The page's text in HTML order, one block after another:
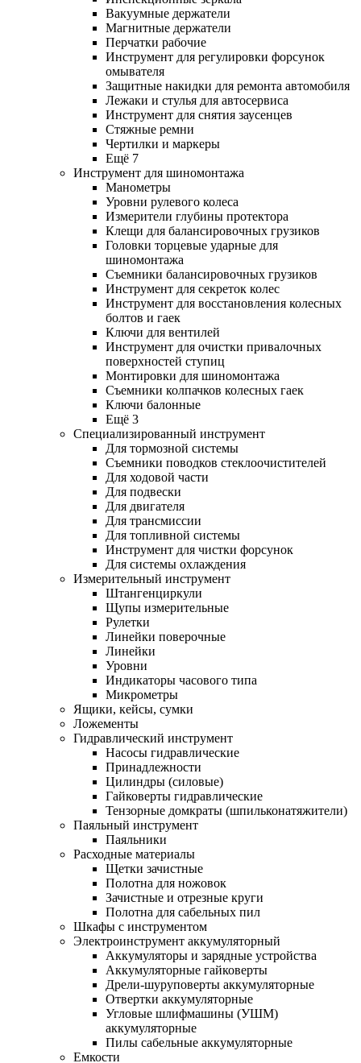
Вакуумные держатели
Магнитные держатели
Перчатки рабочие
Инструмент для регулировки форсунок
омывателя
Защитные накидки для ремонта автомобиля
Лежаки и стулья для автосервиса
Инструмент для снятия заусенцев
Стяжные ремни
Чертилки и маркеры
Ещё 7
Инструмент для шиномонтажа
Манометры
Уровни рулевого колеса
Измерители глубины протектора
Клещи для балансировочных грузиков
Головки торцевые ударные для
шиномонтажа
Съемники балансировочных грузиков
Инструмент для секреток колес
Инструмент для восстановления колесных
болтов и гаек
Ключи для вентилей
Инструмент для очистки привалочных
поверхностей ступиц
Монтировки для шиномонтажа
Съемники колпачков колесных гаек
Ключи балонные
Ещё 3
Специализированный инструмент
Для тормозной системы
Съемники поводков стеклоочистителей
Для ходовой части
Для подвески
Для двигателя
Для трансмиссии
Для топливной системы
Инструмент для чистки форсунок
Для системы охлаждения
Измерительный инструмент
Штангенциркули
Щупы измерительные
Рулетки
Линейки поверочные
Линейки
Уровни
Индикаторы часового типа
Микрометры
Ящики, кейсы, сумки
Ложементы
Гидравлический инструмент
Насосы гидравлические
Принадлежности
Цилиндры (силовые)
Гайковерты гидравлические
Тензорные домкраты (шпильконатяжители)
Паяльный инструмент
Паяльники
Расходные материалы
Щетки зачистные
Полотна для ножовок
Зачистные и отрезные круги
Полотна для сабельных пил
Шкафы с инструментом
Электроинструмент аккумуляторный
Аккумуляторы и зарядные устройства
Аккумуляторные гайковерты
Дрели-шуруповерты аккумуляторные
Отвертки аккумуляторные
Угловые шлифмашины (УШМ)
аккумуляторные
Пилы сабельные аккумуляторные
Емкости